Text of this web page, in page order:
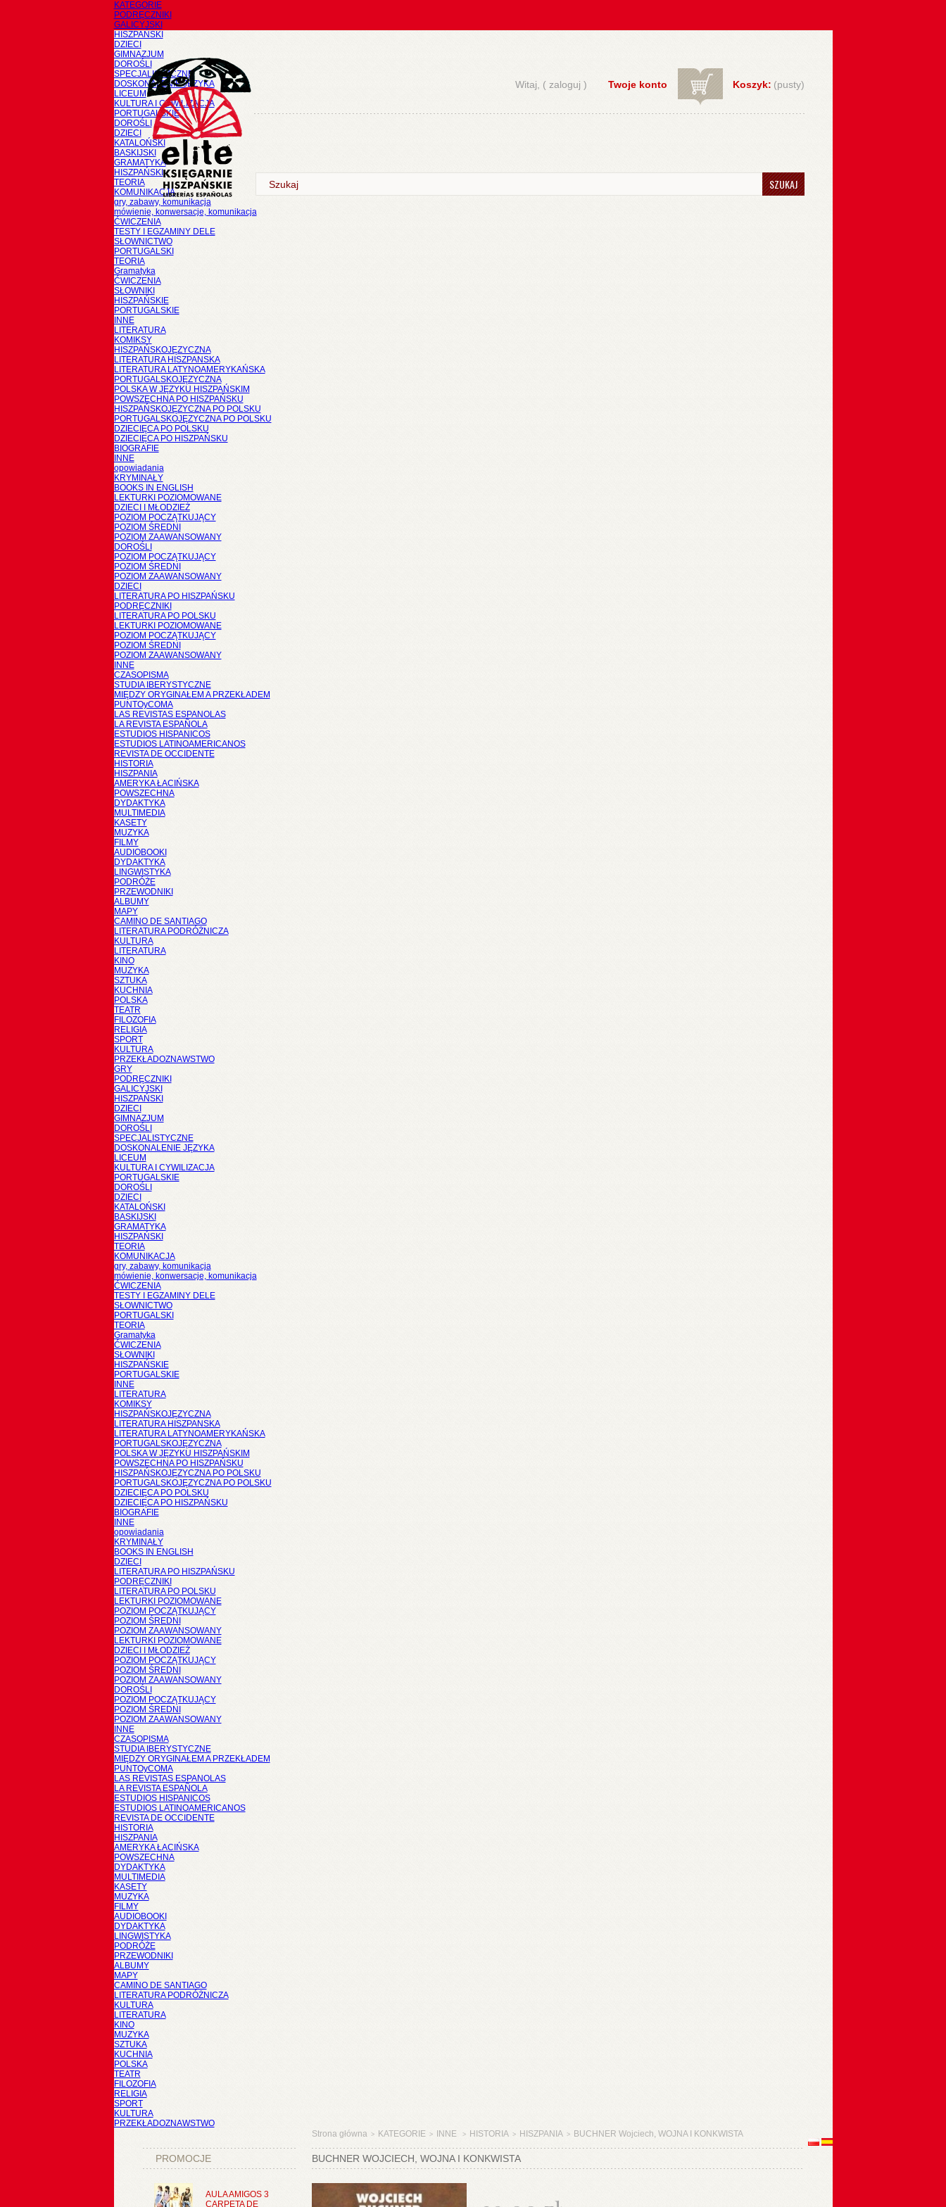
KATEGORIE
PODRĘCZNIKI
GALICYJSKI
HISZPAŃSKI
DZIECI
GIMNAZJUM
DOROŚLI
SPECJALISTYCZNE
DOSKONALENIE JĘZYKA
LICEUM
KULTURA I CYWILIZACJA
PORTUGALSKIE
DOROŚLI
DZIECI
KATALOŃSKI
BASKIJSKI
GRAMATYKA
HISZPAŃSKI
TEORIA
KOMUNIKACJA
gry, zabawy, komunikacja
mówienie, konwersacje, komunikacja
ĆWICZENIA
TESTY I EGZAMINY DELE
SŁOWNICTWO
PORTUGALSKI
TEORIA
Gramatyka
ĆWICZENIA
SŁOWNIKI
HISZPAŃSKIE
PORTUGALSKIE
INNE
LITERATURA
KOMIKSY
HISZPAŃSKOJĘZYCZNA
LITERATURA HISZPANSKA
LITERATURA LATYNOAMERYKAŃSKA
PORTUGALSKOJĘZYCZNA
POLSKA W JĘZYKU HISZPAŃSKIM
POWSZECHNA PO HISZPAŃSKU
HISZPAŃSKOJĘZYCZNA PO POLSKU
PORTUGALSKOJĘZYCZNA PO POLSKU
DZIECIĘCA PO POLSKU
DZIECIĘCA PO HISZPAŃSKU
BIOGRAFIE
INNE
opowiadania
KRYMINAŁY
BOOKS IN ENGLISH
LEKTURKI POZIOMOWANE
DZIECI I MŁODZIEŻ
POZIOM POCZĄTKUJĄCY
POZIOM ŚREDNI
POZIOM ZAAWANSOWANY
DOROŚLI
POZIOM POCZĄTKUJĄCY
POZIOM ŚREDNI
POZIOM ZAAWANSOWANY
DZIECI
LITERATURA PO HISZPAŃSKU
PODRĘCZNIKI
LITERATURA PO POLSKU
LEKTURKI POZIOMOWANE
POZIOM POCZĄTKUJĄCY
POZIOM ŚREDNI
POZIOM ZAAWANSOWANY
INNE
CZASOPISMA
STUDIA IBERYSTYCZNE
MIĘDZY ORYGINAŁEM A PRZEKŁADEM
PUNTOyCOMA
LAS REVISTAS ESPANOLAS
LA REVISTA ESPAÑOLA
ESTUDIOS HISPANICOS
ESTUDIOS LATINOAMERICANOS
REVISTA DE OCCIDENTE
HISTORIA
HISZPANIA
AMERYKA ŁACIŃSKA
POWSZECHNA
DYDAKTYKA
MULTIMEDIA
KASETY
MUZYKA
FILMY
AUDIOBOOKI
DYDAKTYKA
LINGWISTYKA
PODRÓŻE
PRZEWODNIKI
ALBUMY
MAPY
CAMINO DE SANTIAGO
LITERATURA PODRÓŻNICZA
KULTURA
LITERATURA
KINO
MUZYKA
SZTUKA
KUCHNIA
POLSKA
TEATR
FILOZOFIA
RELIGIA
SPORT
KULTURA
PRZEKŁADOZNAWSTWO
GRY
PODRĘCZNIKI
GALICYJSKI
HISZPAŃSKI
DZIECI
GIMNAZJUM
DOROŚLI
SPECJALISTYCZNE
DOSKONALENIE JĘZYKA
LICEUM
KULTURA I CYWILIZACJA
PORTUGALSKIE
DOROŚLI
DZIECI
KATALOŃSKI
BASKIJSKI
GRAMATYKA
HISZPAŃSKI
TEORIA
KOMUNIKACJA
gry, zabawy, komunikacja
mówienie, konwersacje, komunikacja
ĆWICZENIA
TESTY I EGZAMINY DELE
SŁOWNICTWO
PORTUGALSKI
TEORIA
Gramatyka
ĆWICZENIA
SŁOWNIKI
HISZPAŃSKIE
PORTUGALSKIE
INNE
LITERATURA
KOMIKSY
HISZPAŃSKOJĘZYCZNA
LITERATURA HISZPANSKA
LITERATURA LATYNOAMERYKAŃSKA
PORTUGALSKOJĘZYCZNA
POLSKA W JĘZYKU HISZPAŃSKIM
POWSZECHNA PO HISZPAŃSKU
HISZPAŃSKOJĘZYCZNA PO POLSKU
PORTUGALSKOJĘZYCZNA PO POLSKU
DZIECIĘCA PO POLSKU
DZIECIĘCA PO HISZPAŃSKU
BIOGRAFIE
INNE
opowiadania
KRYMINAŁY
BOOKS IN ENGLISH
DZIECI
LITERATURA PO HISZPAŃSKU
PODRĘCZNIKI
LITERATURA PO POLSKU
LEKTURKI POZIOMOWANE
POZIOM POCZĄTKUJĄCY
POZIOM ŚREDNI
POZIOM ZAAWANSOWANY
LEKTURKI POZIOMOWANE
DZIECI I MŁODZIEŻ
POZIOM POCZĄTKUJĄCY
POZIOM ŚREDNI
POZIOM ZAAWANSOWANY
DOROŚLI
POZIOM POCZĄTKUJĄCY
POZIOM ŚREDNI
POZIOM ZAAWANSOWANY
INNE
CZASOPISMA
STUDIA IBERYSTYCZNE
MIĘDZY ORYGINAŁEM A PRZEKŁADEM
PUNTOyCOMA
LAS REVISTAS ESPANOLAS
LA REVISTA ESPAÑOLA
ESTUDIOS HISPANICOS
ESTUDIOS LATINOAMERICANOS
REVISTA DE OCCIDENTE
HISTORIA
HISZPANIA
AMERYKA ŁACIŃSKA
POWSZECHNA
DYDAKTYKA
MULTIMEDIA
KASETY
MUZYKA
FILMY
AUDIOBOOKI
DYDAKTYKA
LINGWISTYKA
PODRÓŻE
PRZEWODNIKI
ALBUMY
MAPY
CAMINO DE SANTIAGO
LITERATURA PODRÓŻNICZA
KULTURA
LITERATURA
KINO
MUZYKA
SZTUKA
KUCHNIA
POLSKA
TEATR
FILOZOFIA
RELIGIA
SPORT
KULTURA
PRZEKŁADOZNAWSTWO
Koszyk: (pusty)
Twoje konto
Witaj, ( zaloguj )
SZUKAJ
PROMOCJE
AULA AMIGOS 3
CARPETA DE
Strona główna > KATEGORIE > INNE > HISTORIA > HISZPANIA > BUCHNER Wojciech, WOJNA I KONKWISTA
BUCHNER WOJCIECH, WOJNA I KONKWISTA